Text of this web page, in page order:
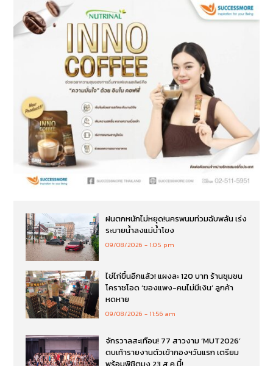
ฝนตกหนักไม่หยุด!นครพนมท่วมฉับพลัน เร่ง
ระบายน้ำลงแม่น้ำโขง
09/08/2026 1:05 pm
ไข่ไก่ขึ้นอีกแล้ว! แผงละ 120 บาท ร้านชุมชน
โคราชโอด ‘ของแพง-คนไม่มีเงิน’ ลูกค้า
หดหาย
09/08/2026 11:56 am
จักรวาลสะเทือน! 77 สาวงาม ‘MUT2026’
ตบเท้ารายงานตัวเข้ากองฯวันแรก เตรียม